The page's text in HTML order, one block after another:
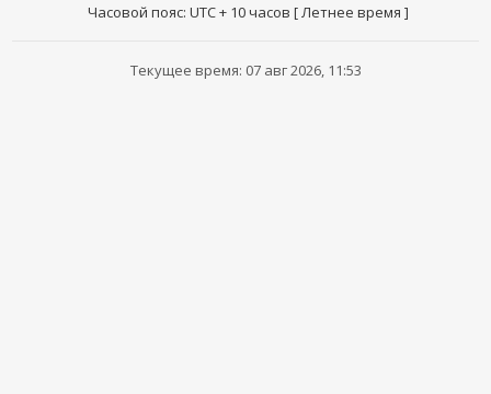
Часовой пояс: UTC + 10 часов [ Летнее время ]
Текущее время: 07 авг 2026, 11:53